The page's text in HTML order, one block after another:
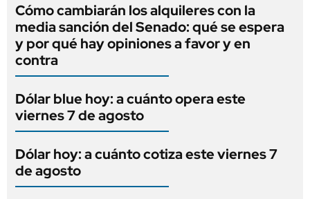
Cómo cambiarán los alquileres con la
media sanción del Senado: qué se espera
y por qué hay opiniones a favor y en
contra
Dólar blue hoy: a cuánto opera este
viernes 7 de agosto
Dólar hoy: a cuánto cotiza este viernes 7
de agosto